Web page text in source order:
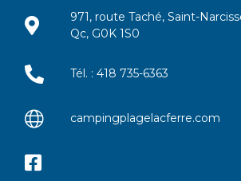
971, route Taché, Saint-
Qc, G0K 1S0
Tél. : 418 735-6363
campingplagelacferre.com